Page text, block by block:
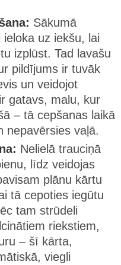
Sākumā
uz iekšu, lai
izplūst. Tad lavašu
pildījums ir tuvāk
un veidojot
gatavs, malu, kur
– tā cepšanas laikā
nepavērsies vaļā.
Nelielā trauciņā
līdz veidojas
plānu kārtu
tā cepoties iegūtu
tam strūdeli
riekstiem,
– šī kārta,
viegli